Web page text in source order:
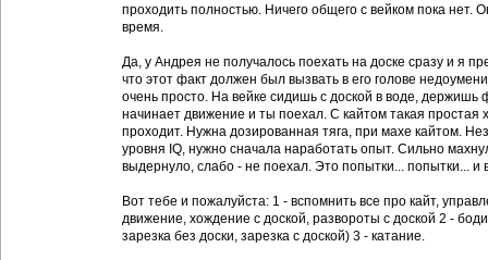
проходить полностью. Ничего общего с вейком пока нет.
время.
Да, у Андрея не получалось поехать на доске сразу и я
что этот факт должен был вызвать в его голове
очень просто. На вейке сидишь с доской в воде, держишь
начинает движение и ты поехал. С кайтом такая простая
проходит. Нужна дозированная тяга, при махе кайтом.
уровня IQ, нужно сначала наработать опыт. Сильно
выдернуло, слабо - не поехал. Это попытки... попытки... и
Вот тебе и пожалуйста: 1 - вспомнить все про кайт,
движение, хождение с доской, развороты с доской 2 -
зарезка без доски, зарезка с доской) 3 - катание.